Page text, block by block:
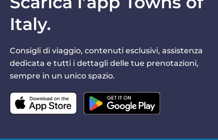
Italy.
Consigli di viaggio, contenuti esclusivi, assistenza
dedicata e tutti i dettagli delle tue prenotazioni,
sempre in un unico spazio.